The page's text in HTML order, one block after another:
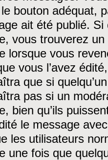
bouton adéquat,
ait été publié. Si
vous trouverez
lorsque vous
vous l’avez
que si
pas si un
bien qu’ils
le message
les utilisateurs
une fois que